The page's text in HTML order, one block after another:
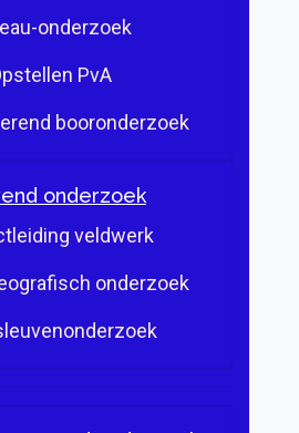
onderzoek
PvA
booronderzoek
onderzoek
veldwerk
onderzoek